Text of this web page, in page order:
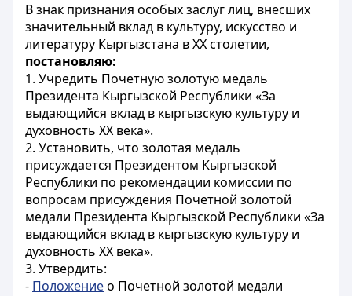
В знак признания особых заслуг лиц, внесших
значительный вклад в культуру, искусство и
литературу Кыргызстана в XX столетии,
постановляю:
1. Учредить Почетную золотую медаль
Президента Кыргызской Республики «За
выдающийся вклад в кыргызскую культуру и
духовность XX века».
2. Установить, что золотая медаль
присуждается Президентом Кыргызской
Республики по рекомендации комиссии по
вопросам присуждения Почетной золотой
медали Президента Кыргызской Республики «За
выдающийся вклад в кыргызскую культуру и
духовность XX века».
3. Утвердить:
- Положениео Почетной золотой медали